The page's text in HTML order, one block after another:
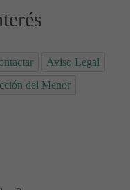
Aviso Legal
del Menor